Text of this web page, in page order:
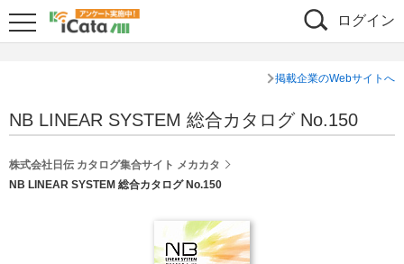
ログイン
掲載企業のWebサイトへ
NB LINEAR SYSTEM 総合カタログ No.150
株式会社日伝 カタログ集合サイト メカカタ
NB LINEAR SYSTEM 総合カタログ No.150